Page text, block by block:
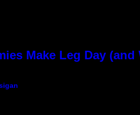
Make Leg Day